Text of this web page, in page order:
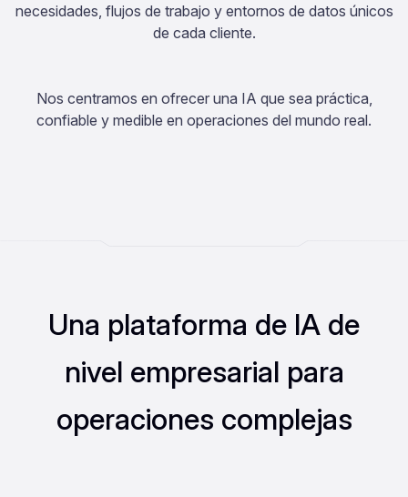
necesidades, flujos de trabajo y entornos de datos únicos
de cada cliente.
Nos centramos en ofrecer una IA que sea práctica,
confiable y medible en operaciones del mundo real.
Una plataforma de IA de
nivel empresarial para
operaciones complejas